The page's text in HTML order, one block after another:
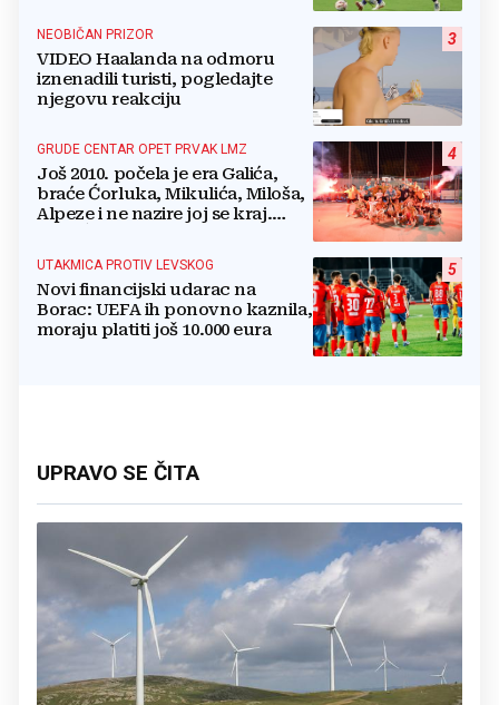
3
NEOBIČAN PRIZOR
VIDEO Haalanda na odmoru
iznenadili turisti, pogledajte
njegovu reakciju
4
GRUDE CENTAR OPET PRVAK LMZ
Još 2010. počela je era Galića,
braće Ćorluka, Mikulića, Miloša,
Alpeze i ne nazire joj se kraj.
5
UTAKMICA PROTIV LEVSKOG
Novi financijski udarac na
Borac: UEFA ih ponovno kaznila,
moraju platiti još 10.000 eura
UPRAVO SE ČITA